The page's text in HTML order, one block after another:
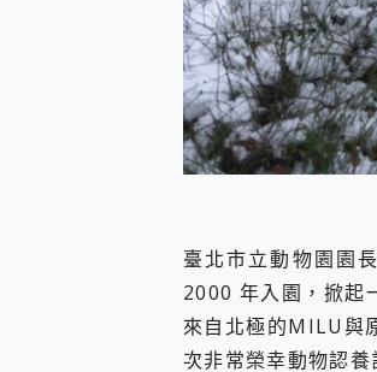
臺北市立動物園園
2000 年入園，掀起
來自北極的MILU與
次非常榮幸動物認